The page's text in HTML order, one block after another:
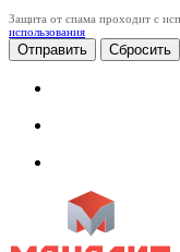
Защита от спама проходит с
использования
Сбросить